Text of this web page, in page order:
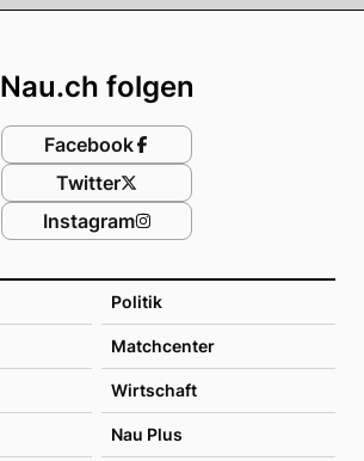
Politik
Matchcenter
Wirtschaft
Nau Plus
Nau.ch folgen
Facebook
Twitter
Instagram